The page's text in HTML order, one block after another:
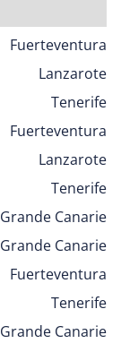
Fuerteventura
Lanzarote
Tenerife
Fuerteventura
Lanzarote
Tenerife
Grande Canarie
Grande Canarie
Fuerteventura
Tenerife
Grande Canarie